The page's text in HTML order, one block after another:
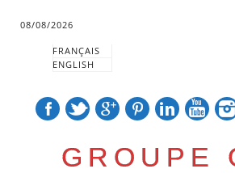
08/08/2026
FRANÇAIS
ENGLISH
GROUPE